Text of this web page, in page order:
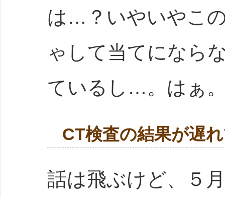
は…？いやいやこ
ゃして当てになら
ているし…。はぁ
CT検査の結果が遅
話は飛ぶけど、５